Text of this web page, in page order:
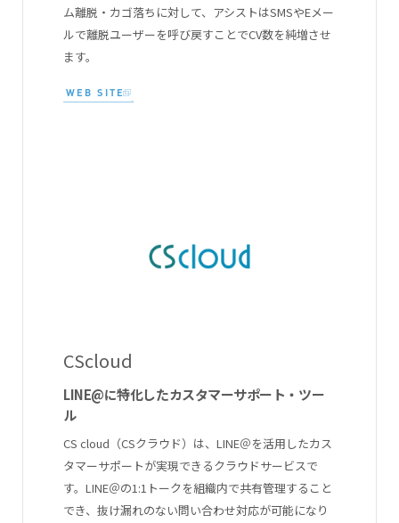
ム離脱・カゴ落ちに対して、アシストはSMSやEメー
ルで離脱ユーザーを呼び戻すことでCV数を純増させ
ます。
WEB SITE
CScloud
LINE@に特化したカスタマーサポート・ツー
ル
CS cloud（CSクラウド）は、LINE＠を活用したカス
タマーサポートが実現できるクラウドサービスで
す。LINE＠の1:1トークを組織内で共有管理すること
でき、抜け漏れのない問い合わせ対応が可能になり